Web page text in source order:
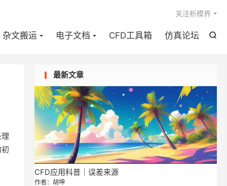

杂文搬运 电子文档 CFD工具箱 仿真论坛
关注析模界
最新文章
CFD应用科普｜误差来源
作者：胡坤